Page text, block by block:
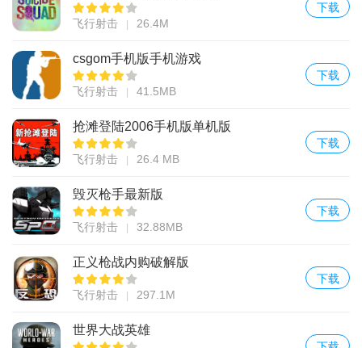
飞行射击 26.4M
下载
csgom手机版手机游戏
飞行射击 41.5MB
下载
抢滩登陆2006手机版单机版
飞行射击 26.4 MB
下载
毁灭枪手最新版
飞行射击 32.88MB
下载
正义枪战内购破解版
飞行射击 297.1M
下载
世界大战英雄